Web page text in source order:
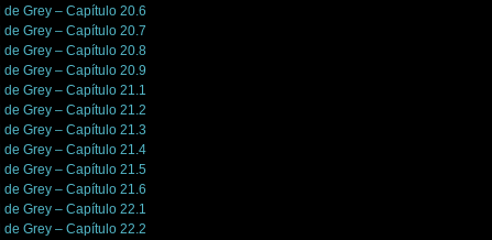
de Grey – Capítulo 20.6
de Grey – Capítulo 20.7
de Grey – Capítulo 20.8
de Grey – Capítulo 20.9
de Grey – Capítulo 21.1
de Grey – Capítulo 21.2
de Grey – Capítulo 21.3
de Grey – Capítulo 21.4
de Grey – Capítulo 21.5
de Grey – Capítulo 21.6
de Grey – Capítulo 22.1
de Grey – Capítulo 22.2